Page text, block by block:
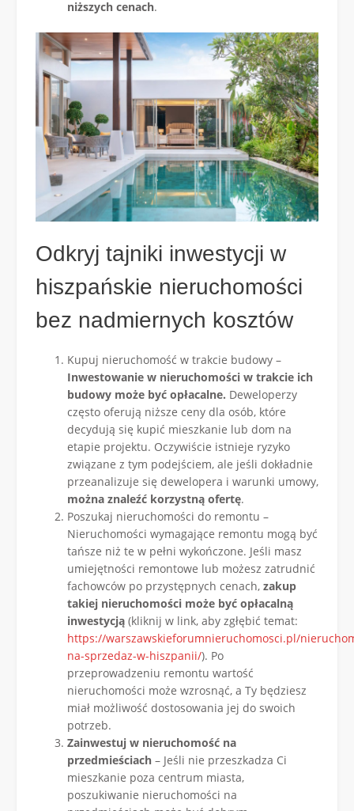
niższych cenach.
Odkryj tajniki inwestycji w
hiszpańskie nieruchomości
bez nadmiernych kosztów
Kupuj nieruchomość w trakcie budowy –
Inwestowanie w nieruchomości w trakcie ich
budowy może być opłacalne. Deweloperzy
często oferują niższe ceny dla osób, które
decydują się kupić mieszkanie lub dom na
etapie projektu. Oczywiście istnieje ryzyko
związane z tym podejściem, ale jeśli dokładnie
przeanalizuje się dewelopera i warunki umowy,
można znaleźć korzystną ofertę.
Poszukaj nieruchomości do remontu –
Nieruchomości wymagające remontu mogą być
tańsze niż te w pełni wykończone. Jeśli masz
umiejętności remontowe lub możesz zatrudnić
fachowców po przystępnych cenach, zakup
takiej nieruchomości może być opłacalną
inwestycją (kliknij w link, aby zgłębić temat:
https://warszawskieforumnieruchomosci.pl/
na-sprzedaz-w-hiszpanii/). Po
przeprowadzeniu remontu wartość
nieruchomości może wzrosnąć, a Ty będziesz
miał możliwość dostosowania jej do swoich
potrzeb.
Zainwestuj w nieruchomość na
przedmieściach – Jeśli nie przeszkadza Ci
mieszkanie poza centrum miasta,
poszukiwanie nieruchomości na